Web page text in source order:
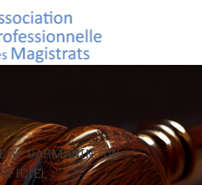
M. DARMANIN : UN «